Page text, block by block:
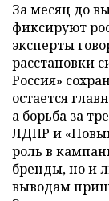
За месяц до
фиксируют
эксперты
расстановки
Россия»
остается
а борьба за
ЛДПР и
роль в
бренды, но и
выводам